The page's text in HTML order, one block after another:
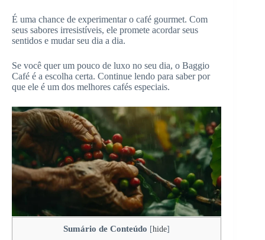
É uma chance de experimentar o café gourmet. Com
seus sabores irresistíveis, ele promete acordar seus
sentidos e mudar seu dia a dia.
Se você quer um pouco de luxo no seu dia, o Baggio
Café é a escolha certa. Continue lendo para saber por
que ele é um dos melhores cafés especiais.
Sumário de Conteúdo [hide]